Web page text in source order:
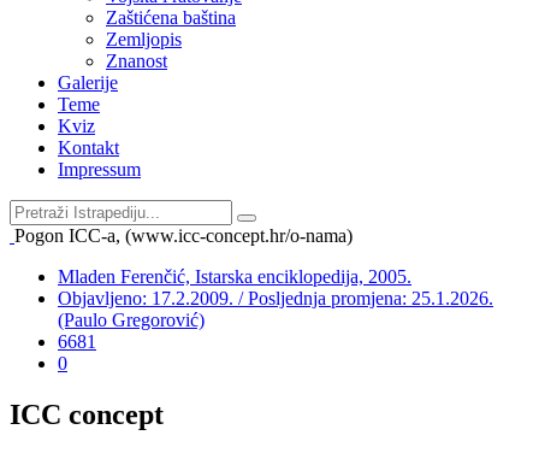
Zaštićena baština
Zemljopis
Znanost
Galerije
Teme
Kviz
Kontakt
Impressum
Pogon ICC-a, (www.icc-concept.hr/o-nama)
Mladen Ferenčić, Istarska enciklopedija, 2005.
Objavljeno: 17.2.2009. / Posljednja promjena: 25.1.2026.
(Paulo Gregorović)
6681
0
ICC concept